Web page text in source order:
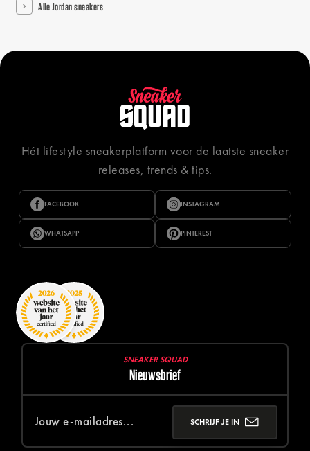
Alle Jordan sneakers
Hét lifestyle sneakerplatform voor de laatste sneaker
releases, trends & tips.
FACEBOOK INSTAGRAM
WHATSAPP PINTEREST
SNEAKER SQUAD
Nieuwsbrief
SCHRIJF JE IN